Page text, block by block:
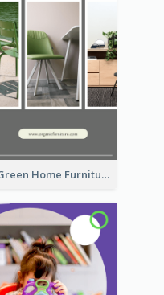
Green Home Furniture Photos Shop Opening Instagram Story